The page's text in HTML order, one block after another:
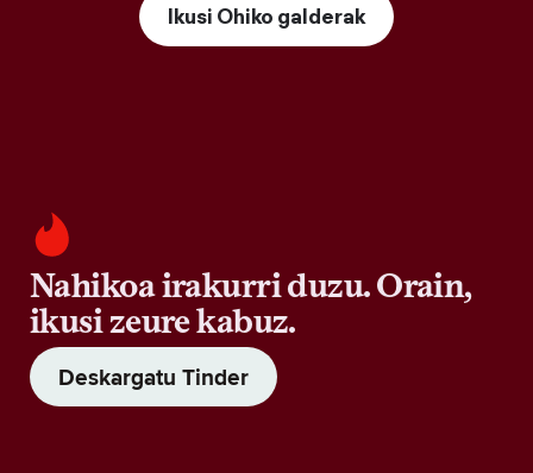
Ikusi Ohiko galderak
Nahikoa irakurri duzu. Orain,
ikusi zeure kabuz.
Deskargatu Tinder